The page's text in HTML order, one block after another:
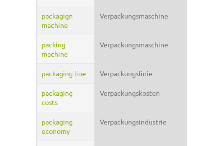
packagign
machine
Verpackungsmaschine
packing
machine
Verpackungsmaschine
packaging line Verpackungslinie
packaging
costs
Verpackungskosten
packaging
economy
Verpackungsindustrie